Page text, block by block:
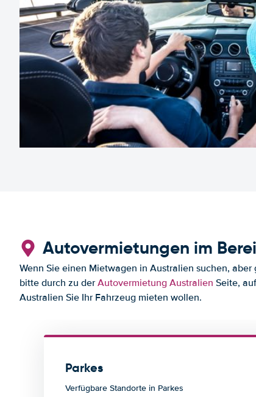
Autovermietungen im
Wenn Sie einen Mietwagen in Australien suchen,
bitte durch zu derAutovermietung Australien Seite,
Australien Sie Ihr Fahrzeug mieten wollen.
Parkes
Verfügbare Standorte in Parkes